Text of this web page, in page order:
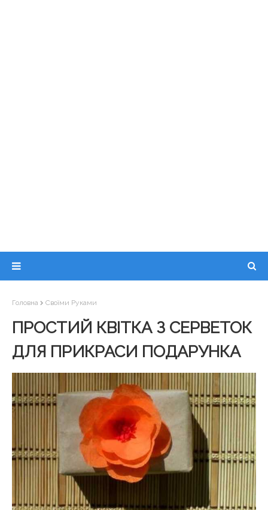
Головна Своїми Руками
ПРОСТИЙ КВІТКА З СЕРВЕТОК
ДЛЯ ПРИКРАСИ ПОДАРУНКА